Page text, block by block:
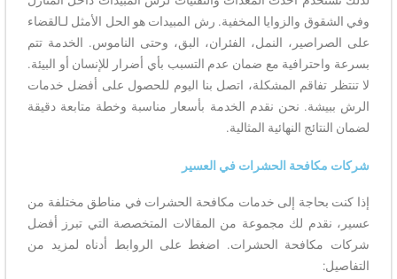
وفي الشقوق والزوايا المخفية. رش المبيدات هو الحل الأمثل لـالقضاء
على الصراصير، النمل، الفئران، البق، وحتى الناموس. الخدمة تتم
بسرعة واحترافية مع ضمان عدم التسبب بأي أضرار للإنسان أو البيئة.
لا تنتظر تفاقم المشكلة، اتصل بنا اليوم للحصول على أفضل خدمات
الرش ببيشة. نحن نقدم الخدمة بأسعار مناسبة وخطة متابعة دقيقة
لضمان النتائج النهائية المثالية.
شركات مكافحة الحشرات في العسير
إذا كنت بحاجة إلى خدمات مكافحة الحشرات في مناطق مختلفة من
عسير، نقدم لك مجموعة من المقالات المتخصصة التي تبرز أفضل
شركات مكافحة الحشرات. اضغط على الروابط أدناه لمزيد من
التفاصيل: